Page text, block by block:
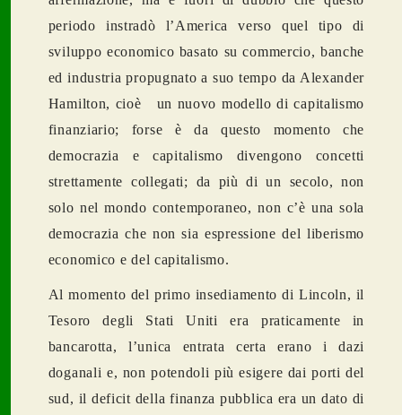
periodo instradò l’America verso quel tipo di
sviluppo economico basato su commercio, banche
ed industria propugnato a suo tempo da Alexander
Hamilton, cioè un nuovo modello di capitalismo
finanziario; forse è da questo momento che
democrazia e capitalismo divengono concetti
strettamente collegati; da più di un secolo, non
solo nel mondo contemporaneo, non c’è una sola
democrazia che non sia espressione del liberismo
economico e del capitalismo.
Al momento del primo insediamento di Lincoln, il
Tesoro degli Stati Uniti era praticamente in
bancarotta, l’unica entrata certa erano i dazi
doganali e, non potendoli più esigere dai porti del
sud, il deficit della finanza pubblica era un dato di